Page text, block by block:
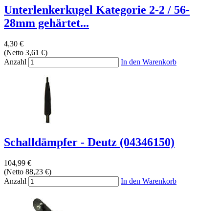
Unterlenkerkugel Kategorie 2-2 / 56-
28mm gehärtet...
4,30 €
(Netto 3,61 €)
Anzahl
In den Warenkorb
Schalldämpfer - Deutz (04346150)
104,99 €
(Netto 88,23 €)
Anzahl
In den Warenkorb